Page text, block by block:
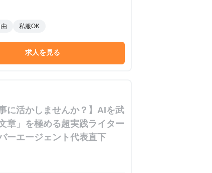
私服OK
求人を見る
に活かしませんか？】AIを武
章」を極める超実践ライター
ーエージェント代表直下